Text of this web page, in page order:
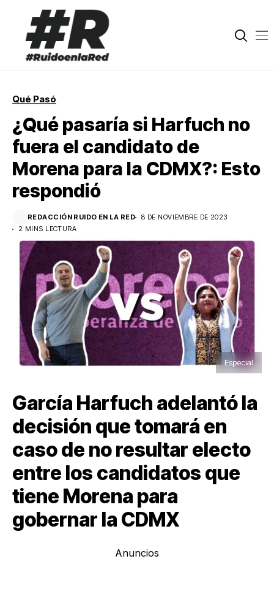
Qué Pasó
¿Qué pasaría si Harfuch no
fuera el candidato de
Morena para la CDMX?: Esto
respondió
REDACCIÓN RUIDO EN LA RED
8 DE NOVIEMBRE DE 2023
2 MINS LECTURA
Especial
García Harfuch adelantó la
decisión que tomará en
caso de no resultar electo
entre los candidatos que
tiene Morena para
gobernar la CDMX
Anuncios